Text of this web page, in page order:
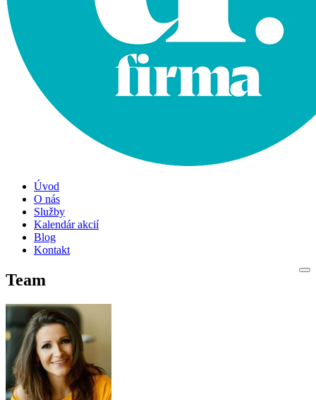
Úvod
O nás
Služby
Kalendár akcií
Blog
Kontakt
Team